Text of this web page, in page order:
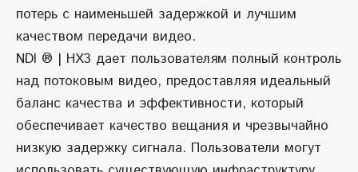
потерь с наименьшей задержкой и лучшим
качеством передачи видео.
NDI ® | HX3 дает пользователям полный контроль
над потоковым видео, предоставляя идеальный
баланс качества и эффективности, который
обеспечивает качество вещания и чрезвычайно
низкую задержку сигнала. Пользователи могут